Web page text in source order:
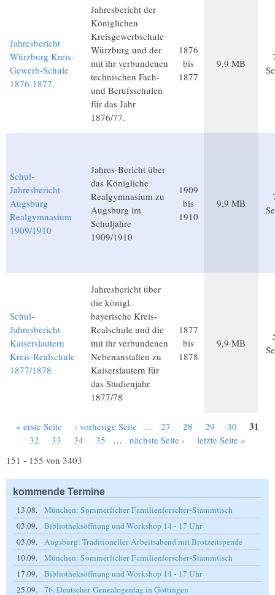
Jahresbericht
Würzburg Kreis-
Gewerb-Schule
1876-1877.
Jahresbericht der
Königlichen
Kreisgewerbschule
Würzburg und der
mit ihr verbundenen
technischen Fach-
und Berufsschulen
für das Jahr
1876/77.
1876
bis
1877
9,9 MB
Schul-
Jahresbericht
Augsburg
Realgymnasium
1909/1910
Jahres-Bericht über
das Königliche
Realgymnasium zu
Augsburg im
Schuljahre
1909/1910
1909
bis
1910
9,9 MB
Schul-
Jahresbericht
Kaiserslautern
Kreis-Realschule
1877/1878
Jahresbericht über
die königl.
bayerische Kreis-
Realschule und die
mit ihr verbundenen
Nebenanstalten zu
Kaiserslautern für
das Studienjahr
1877/78
1877
bis
1878
9,9 MB
Seiten
« erste Seite ‹ vorherige Seite … 27 28 29 30 31
32 33 34 35 … nächste Seite ›
letzte Seite »
151 - 155 von 3403
kommende Termine
13.08.
München: Sommerlicher Familienforscher-Stammtisch
03.09.
Bibliotheksöffnung und Workshop 14 - 17 Uhr
03.09.
Augsburg: Traditioneller Arbeitsabend mit Brotzeitspende
10.09.
München: Sommerlicher Familienforscher-Stammtisch
17.09.
Bibliotheksöffnung und Workshop 14 - 17 Uhr
25.09.
76. Deutscher Genealogentag in Göttingen